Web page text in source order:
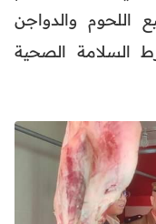
اللحوم والدواجن
السلامة الصحية